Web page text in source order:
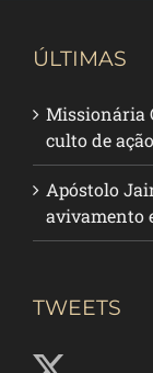
ÚLTIMAS
Missionária
culto de
Apóstolo
avivamento
TWEETS